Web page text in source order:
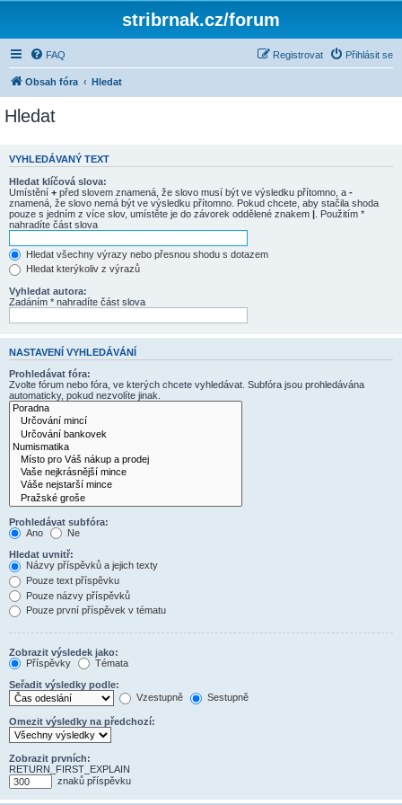
stribrnak.cz/forum
FAQ Přihlásit se
Registrovat
Obsah fóra Hledat
Hledat
VYHLEDÁVANÝ TEXT
Hledat klíčová slova:
Umístění + před slovem znamená, že slovo musí být ve výsledku přítomno, a -
znamená, že slovo nemá být ve výsledku přítomno. Pokud chcete, aby stačila shoda
pouze s jedním z více slov, umístěte je do závorek oddělené znakem | . Použitím *
nahradíte část slova
Hledat všechny výrazy nebo přesnou shodu s dotazem
Hledat kterýkoliv z výrazů
Vyhledat autora:
Zadáním * nahradíte část slova
NASTAVENÍ VYHLEDÁVÁNÍ
Prohledávat fóra:
Zvolte fórum nebo fóra, ve kterých chcete vyhledávat. Subfóra jsou prohledávána
automaticky, pokud nezvolíte jinak.
Prohledávat subfóra:
Ano
Ne
Hledat uvnitř:
Názvy příspěvků a jejich texty
Pouze text příspěvku
Pouze názvy příspěvků
Pouze první příspěvek v tématu
Zobrazit výsledek jako:
Příspěvky
Témata
Seřadit výsledky podle:
Vzestupně
Sestupně
Omezit výsledky na předchozí:
Zobrazit prvních:
RETURN_FIRST_EXPLAIN
znaků příspěvku